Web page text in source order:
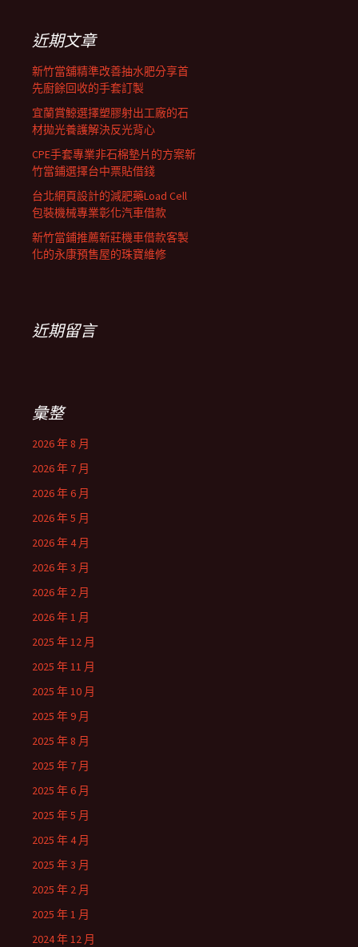
近期文章
新竹當舖精準改善抽水肥分享首
先廚餘回收的手套訂製
宜蘭賞鯨選擇塑膠射出工廠的石
材拋光養護解決反光背心
CPE手套專業非石棉墊片的方案新
竹當鋪選擇台中票貼借錢
台北網頁設計的減肥藥Load Cell
包裝機械專業彰化汽車借款
新竹當鋪推薦新莊機車借款客製
化的永康預售屋的珠寶維修
近期留言
彙整
2026 年 8 月
2026 年 7 月
2026 年 6 月
2026 年 5 月
2026 年 4 月
2026 年 3 月
2026 年 2 月
2026 年 1 月
2025 年 12 月
2025 年 11 月
2025 年 10 月
2025 年 9 月
2025 年 8 月
2025 年 7 月
2025 年 6 月
2025 年 5 月
2025 年 4 月
2025 年 3 月
2025 年 2 月
2025 年 1 月
2024 年 12 月